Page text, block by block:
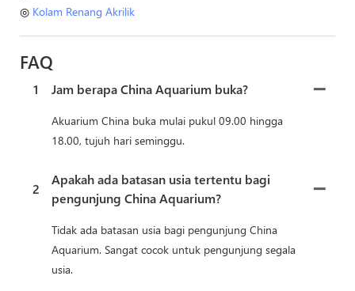
◎ Kolam Renang Akrilik
FAQ
1 Jam berapa China Aquarium buka?
Akuarium China buka mulai pukul 09.00 hingga
18.00, tujuh hari seminggu.
2
Apakah ada batasan usia tertentu bagi
pengunjung China Aquarium?
Tidak ada batasan usia bagi pengunjung China
Aquarium. Sangat cocok untuk pengunjung segala
usia.